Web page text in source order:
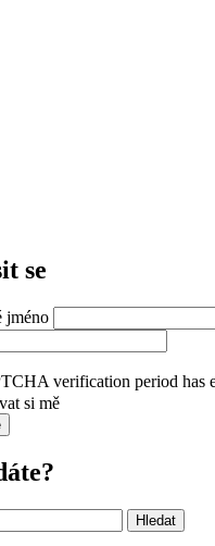
se
jméno
verification period has
si mě